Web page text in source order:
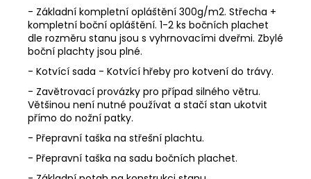
- Základní kompletní opláštění 300g/m2. Střecha +
kompletní boční opláštění. 1-2 ks bočních plachet
dle rozměru stanu jsou s vyhrnovacími dveřmi. Zbylé
boční plachty jsou plné.
- Kotvící sada - Kotvící hřeby pro kotvení do trávy.
- Zavětrovací provázky pro případ silného větru.
Většinou není nutné používat a stačí stan ukotvit
přímo do nožní patky.
- Přepravní taška na střešní plachtu.
- Přepravní taška na sadu bočních plachet.